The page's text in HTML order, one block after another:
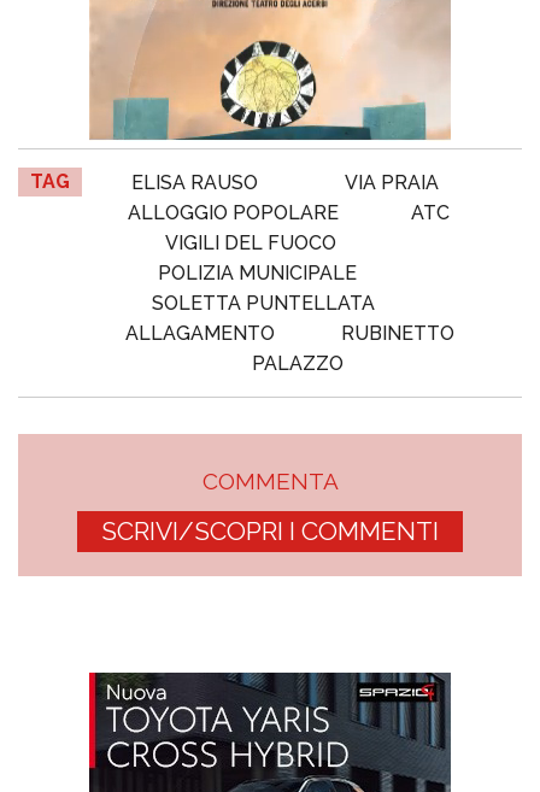
TAG ELISA RAUSO
VIA PRAIA
ALLOGGIO POPOLARE
ATC
VIGILI DEL FUOCO
POLIZIA MUNICIPALE
SOLETTA PUNTELLATA
ALLAGAMENTO
RUBINETTO
PALAZZO
COMMENTA
SCRIVI/SCOPRI I COMMENTI